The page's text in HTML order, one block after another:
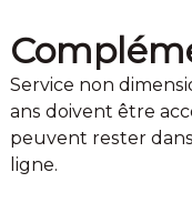
Service non
ans doivent être
peuvent rester
ligne.